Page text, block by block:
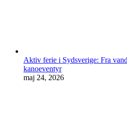
Aktiv ferie i Sydsverige: Fra
kanoeventyr
maj 24, 2026